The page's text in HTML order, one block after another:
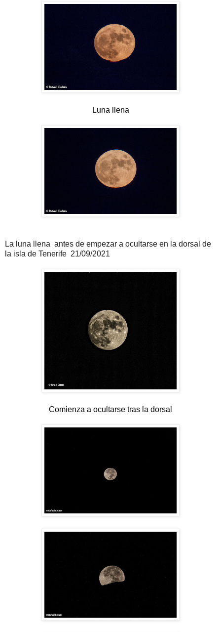
Luna llena
La luna llena antes de empezar a ocultarse en la dorsal de
la isla de Tenerife 21/09/2021
Comienza a ocultarse tras la dorsal